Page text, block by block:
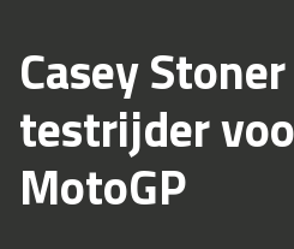
Casey
testrijder
MotoGP